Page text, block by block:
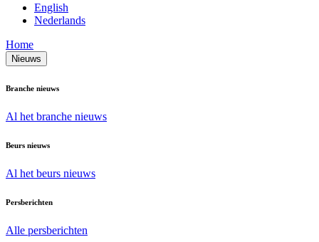
English
Nederlands
Home
Nieuws
Branche nieuws
Al het branche nieuws
Beurs nieuws
Al het beurs nieuws
Persberichten
Alle persberichten